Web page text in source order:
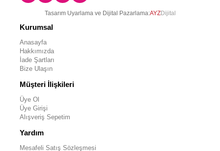
Tasarım Uyarlama ve Dijital Pazarlama:AYZDijital
Kurumsal
Anasayfa
Hakkımızda
İade Şartları
Bize Ulaşın
Müşteri İlişkileri
Üye Ol
Üye Girişi
Alışveriş Sepetim
Yardım
Mesafeli Satış Sözleşmesi